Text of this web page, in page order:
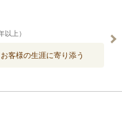
以上）
客様の生涯に寄り添う